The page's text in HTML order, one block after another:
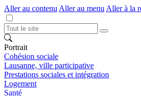
Aller au contenu Aller au menu Aller à la
Portrait
Cohésion sociale
Lausanne, ville participative
Prestations sociales et intégration
Logement
Santé